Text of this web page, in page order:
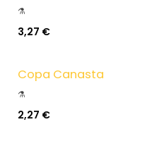
⚗️
3,27 €
Copa Canasta
⚗️
2,27 €